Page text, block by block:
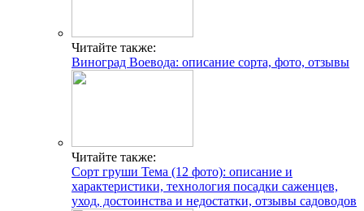
Читайте также:
Виноград Воевода: описание сорта, фото, отзывы
Читайте также:
Сорт груши Тема (12 фото): описание и
характеристики, технология посадки саженцев,
уход, достоинства и недостатки, отзывы садоводов